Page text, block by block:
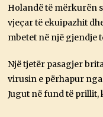
Holandë të mërkurën
vjeçar të ekuipazhit
mbetet në një gjendje
Një tjetër pasagjer
virusin e përhapur
Jugut në fund të prillit,